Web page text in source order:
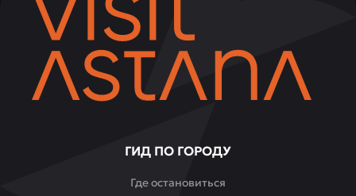
уютную
атмосферу
для
спокойного
приятного
ГИД ПО ГОРОДУ
Где остановиться